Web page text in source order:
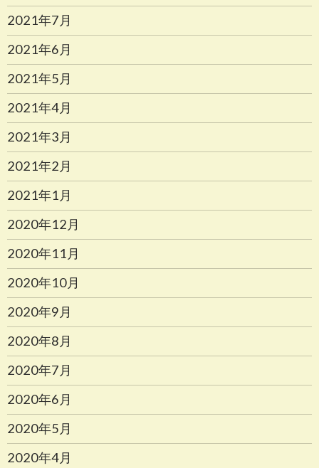
2021年7月
2021年6月
2021年5月
2021年4月
2021年3月
2021年2月
2021年1月
2020年12月
2020年11月
2020年10月
2020年9月
2020年8月
2020年7月
2020年6月
2020年5月
2020年4月